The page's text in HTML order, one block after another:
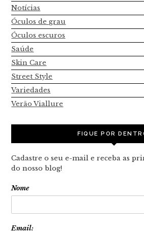
Notícias
Óculos de grau
Óculos escuros
Saúde
Skin Care
Street Style
Variedades
Verão Viallure
FIQUE POR
Cadastre o seu e-mail e receba as
do nosso blog!
Nome
Email: